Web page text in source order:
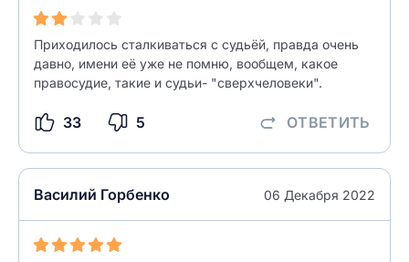
Приходилось сталкиваться с судьёй, правда очень
давно, имени её уже не помню, вообщем, какое
правосудие, такие и судьи- "сверхчеловеки".
33 5 ОТВЕТИТЬ
Василий Горбенко 06 Декабря 2022